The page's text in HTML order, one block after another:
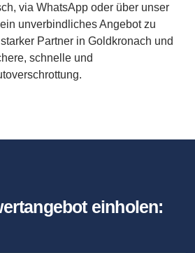
via WhatsApp oder über unser
unverbindliches Angebot zu
Partner in Goldkronach und
schnelle und
einholen: